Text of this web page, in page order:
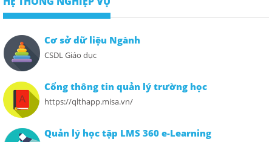
Cơ sở dữ liệu Ngành
CSDL Giáo dục
Cổng thông tin quản lý trường học
https://qlthapp.misa.vn/
Quản lý học tập LMS 360 e-Learning